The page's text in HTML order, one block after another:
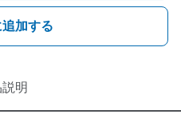
加する
明